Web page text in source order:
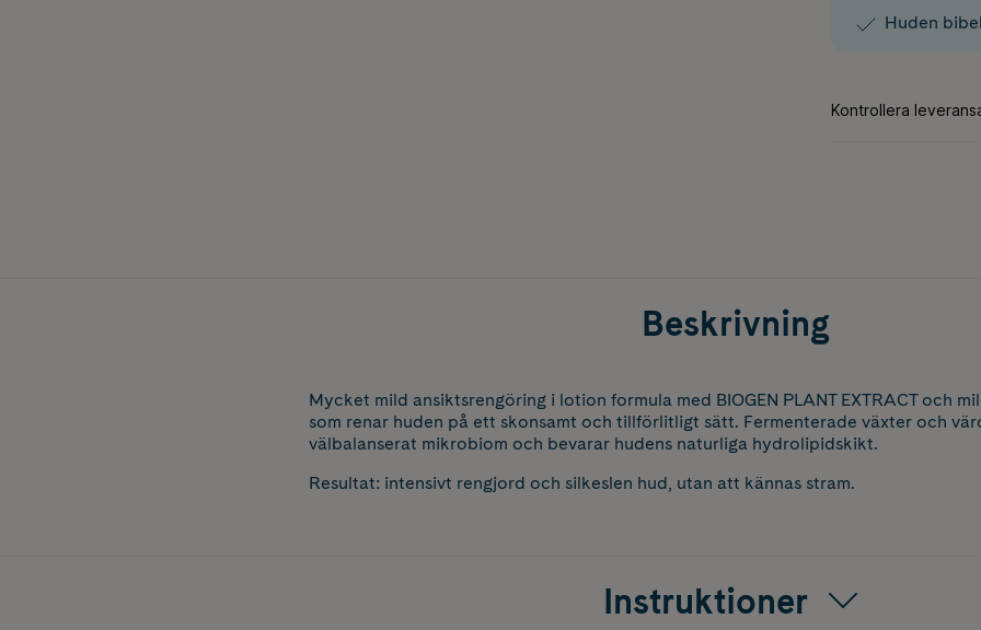
Huden
Beskrivning
Mycket mild ansiktsrengöring i lotion formula med BIOGEN PLANT EXTRACT och
som renar huden på ett skonsamt och tillförlitligt sätt. Fermenterade växter och
välbalanserat mikrobiom och bevarar hudens naturliga hydrolipidskikt.
Resultat: intensivt rengjord och silkeslen hud, utan att kännas stram.
Instruktioner